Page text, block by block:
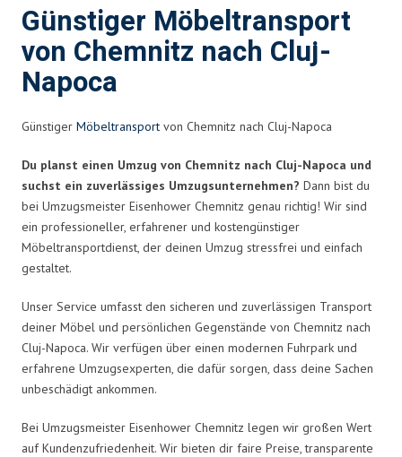
Günstiger Möbeltransport
von Chemnitz nach Cluj-
Napoca
Günstiger Möbeltransport von Chemnitz nach Cluj-Napoca
Du planst einen Umzug von Chemnitz nach Cluj-Napoca und
suchst ein zuverlässiges Umzugsunternehmen? Dann bist du
bei Umzugsmeister Eisenhower Chemnitz genau richtig! Wir sind
ein professioneller, erfahrener und kostengünstiger
Möbeltransportdienst, der deinen Umzug stressfrei und einfach
gestaltet.
Unser Service umfasst den sicheren und zuverlässigen Transport
deiner Möbel und persönlichen Gegenstände von Chemnitz nach
Cluj-Napoca. Wir verfügen über einen modernen Fuhrpark und
erfahrene Umzugsexperten, die dafür sorgen, dass deine Sachen
unbeschädigt ankommen.
Bei Umzugsmeister Eisenhower Chemnitz legen wir großen Wert
auf Kundenzufriedenheit. Wir bieten dir faire Preise, transparente